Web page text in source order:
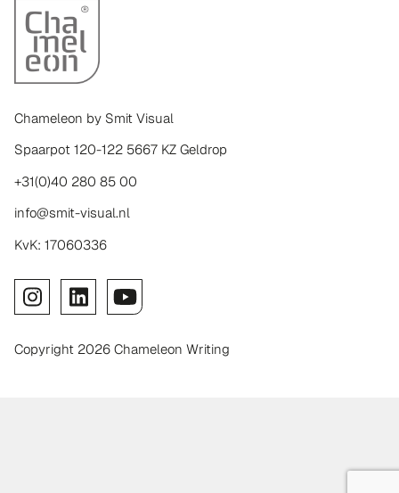
Chameleon by Smit Visual
Spaarpot 120-122 5667 KZ Geldrop
+31(0)40 280 85 00
info@smit-visual.nl
KvK: 17060336
Copyright 2026 Chameleon Writing